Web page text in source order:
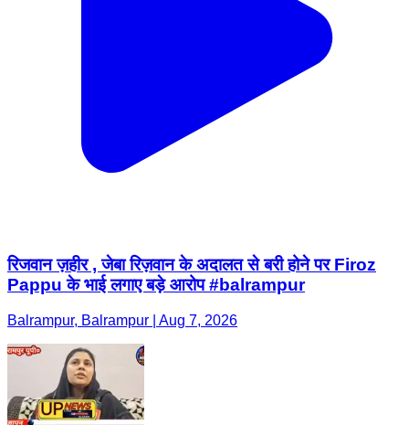
रिजवान ज़हीर , जेबा रिज़वान के अदालत से बरी होने पर Firoz
Pappu के भाई लगाए बड़े आरोप #balrampur
Balrampur, Balrampur | Aug 7, 2026